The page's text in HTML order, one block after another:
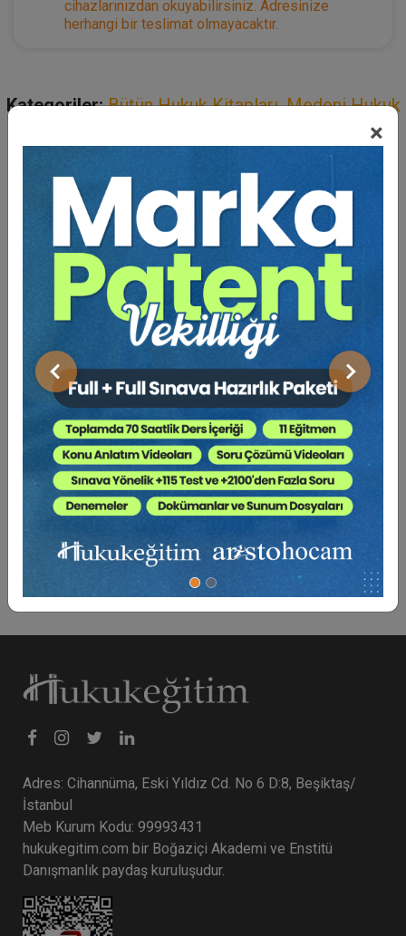
×
Önceki Sonraki
cihazlarınızdan okuyabilirsiniz. Adresinize
herhangi bir teslimat olmayacaktır.
Kategoriler: Bütün Hukuk Kitapları,Medeni Hukuk
Bu Kitap İçin Kaç Ağaç
Kesiliyor ?
Bu çalışmanın yapılma amacı, eşi zina yapan kişinin, eşinin
birlikte zina yaptığı kişiden sair bu nedenle manevi tazminat
talep edip edemeyeceğinin incelenmesidir. Manevi zarar,
kişilik hakkı hukuka aykırı fiile veya ahlaka aykırı fiile ihlal
edilen kişinin talep edebileceği zarardır. Bu durumda
cevaplanması gereken soru bir kadın/erkeğin evli olduğunu
bildiği veya bilmediği bir kadın/erkekle evlilik dışı ilişki
yaşaması, ilişki yaşadığı kadın veya erkeğin eşine yönetilmiş
haksız fiil teşkil edip etmeyeceğidir. Çalışmamızda da bu
sorunun cevaplandırılması için evli kişiyle birlikte olma
fiilinde, TBK. m. 49/1 veya TBK. m. 49/11 koşullarının
oluşup oluşmadığı ortaya konulacaktır.
Adres: Cihannüma, Eski Yıldız Cd. No 6 D:8, Beşiktaş/
İstanbul
Meb Kurum Kodu: 99993431
hukukegitim.com bir Boğaziçi Akademi ve Enstitü
Danışmanlık paydaş kuruluşudur.